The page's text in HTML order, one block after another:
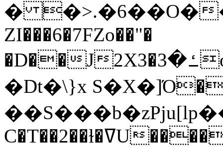
� �>.�6��O�
ZI���6�7FZo��"�
�D��J2X3�ߑ�3o�|aak�q�@����]�K���w���r;�
�Dt�\}x
C�T��2��ɫ�ߜU����2�L�����m" �